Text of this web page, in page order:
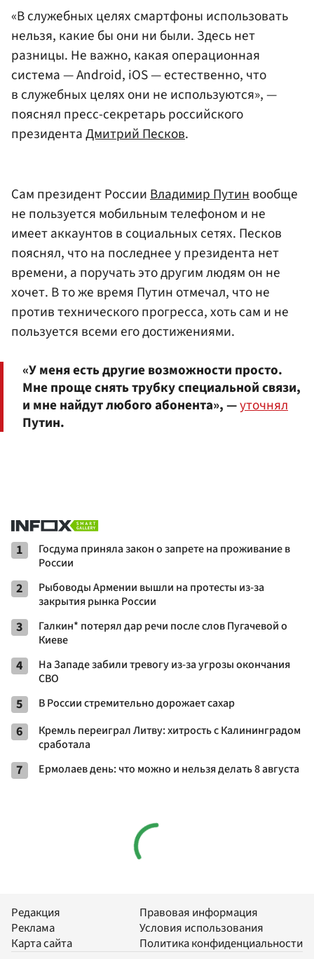
«В служебных целях смартфоны использовать
нельзя, какие бы они ни были. Здесь нет
разницы. Не важно, какая операционная
система — Android, iOS — естественно, что
в служебных целях они не используются», —
пояснял пресс-секретарь российского
президентаДмитрий Песков.
Сам президент РоссииВладимир Путинвообще
не пользуется мобильным телефоном и не
имеет аккаунтов в социальных сетях. Песков
пояснял, что на последнее у президента нет
времени, а поручать это другим людям он не
хочет. В то же время Путин отмечал, что не
против технического прогресса, хоть сам и не
пользуется всеми его достижениями.
«У меня есть другие возможности просто.
Мне проще снять трубку специальной связи,
и мне найдут любого абонента», —уточнял
Путин.
1
Госдума приняла закон о запрете на проживание в
России
2
Рыбоводы Армении вышли на протесты из-за
закрытия рынка России
3
Галкин* потерял дар речи после слов Пугачевой о
Киеве
4
На Западе забили тревогу из-за угрозы окончания
СВО
5 В России стремительно дорожает сахар
6
Кремль переиграл Литву: хитрость с Калининградом
сработала
7 Ермолаев день: что можно и нельзя делать 8 августа
Редакция
Реклама
Карта сайта
Правовая информация
Условия использования
Политика конфиденциальности